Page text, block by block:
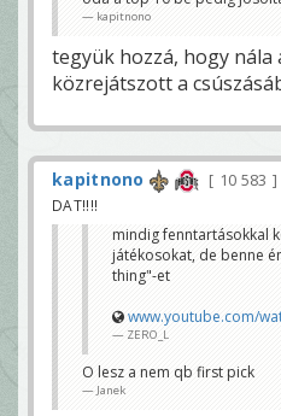
kapitnono
tegyük hozzá, hogy nála
közrejátszott a
kapitnono 10 583
DAT!!!!
mindig fenntartásokkal
játékosokat, de benne
thing"-et
www.youtube.com/
ZERO_L
O lesz a nem qb first pick
Janek